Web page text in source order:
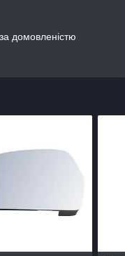
домовленістю